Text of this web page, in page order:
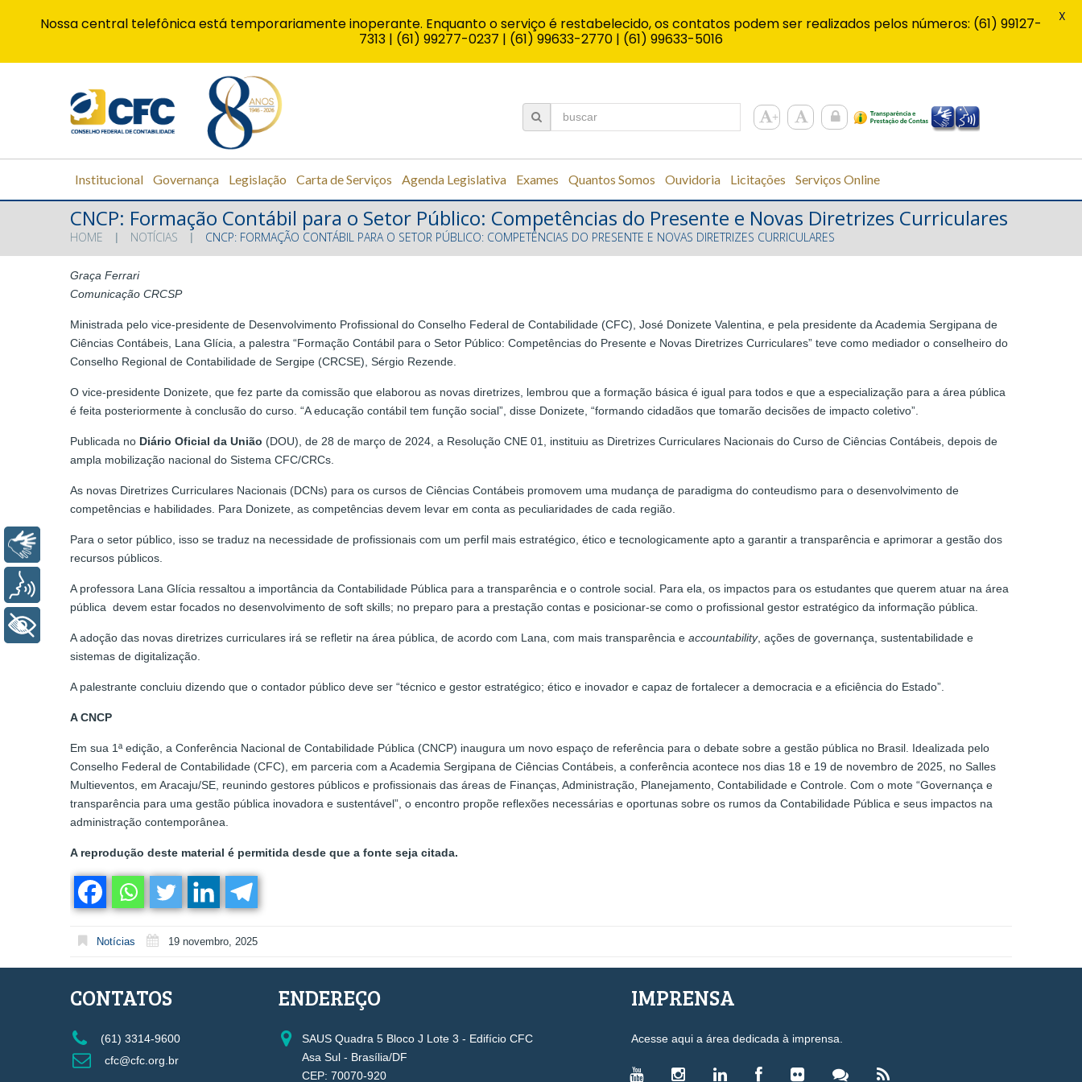
Institucional Governança Legislação Carta de Serviços Agenda Legislativa Exames Quantos Somos Ouvidoria Licitações Serviços Online
CNCP: Formação Contábil para o Setor Público: Competências do Presente e Novas Diretrizes Curriculares
HOME NOTÍCIAS CNCP: FORMAÇÃO CONTÁBIL PARA O SETOR PÚBLICO: COMPETÊNCIAS DO PRESENTE E NOVAS DIRETRIZES CURRICULARES
Graça Ferrari
Comunicação CRCSP
Ministrada pelo vice-presidente de Desenvolvimento Profissional do Conselho Federal de Contabilidade (CFC), José Donizete Valentina, e pela presidente da Academia Sergipana de
Ciências Contábeis, Lana Glícia, a palestra “Formação Contábil para o Setor Público: Competências do Presente e Novas Diretrizes Curriculares” teve como mediador o conselheiro do
Conselho Regional de Contabilidade de Sergipe (CRCSE), Sérgio Rezende.
O vice-presidente Donizete, que fez parte da comissão que elaborou as novas diretrizes, lembrou que a formação básica é igual para todos e que a especialização para a área pública
é feita posteriormente à conclusão do curso. “A educação contábil tem função social”, disse Donizete, “formando cidadãos que tomarão decisões de impacto coletivo”.
Publicada no Diário Oficial da União (DOU), de 28 de março de 2024, a Resolução CNE 01, instituiu as Diretrizes Curriculares Nacionais do Curso de Ciências Contábeis, depois de
ampla mobilização nacional do Sistema CFC/CRCs.
As novas Diretrizes Curriculares Nacionais (DCNs) para os cursos de Ciências Contábeis promovem uma mudança de paradigma do conteudismo para o desenvolvimento de
competências e habilidades. Para Donizete, as competências devem levar em conta as peculiaridades de cada região.
Para o setor público, isso se traduz na necessidade de profissionais com um perfil mais estratégico, ético e tecnologicamente apto a garantir a transparência e aprimorar a gestão dos
recursos públicos.
A professora Lana Glícia ressaltou a importância da Contabilidade Pública para a transparência e o controle social. Para ela, os impactos para os estudantes que querem atuar na área
pública devem estar focados no desenvolvimento de soft skills; no preparo para a prestação contas e posicionar-se como o profissional gestor estratégico da informação pública.
A adoção das novas diretrizes curriculares irá se refletir na área pública, de acordo com Lana, com mais transparência e accountability, ações de governança, sustentabilidade e
sistemas de digitalização.
A palestrante concluiu dizendo que o contador público deve ser “técnico e gestor estratégico; ético e inovador e capaz de fortalecer a democracia e a eficiência do Estado”.
A CNCP
Em sua 1ª edição, a Conferência Nacional de Contabilidade Pública (CNCP) inaugura um novo espaço de referência para o debate sobre a gestão pública no Brasil. Idealizada pelo
Conselho Federal de Contabilidade (CFC), em parceria com a Academia Sergipana de Ciências Contábeis, a conferência acontece nos dias 18 e 19 de novembro de 2025, no Salles
Multieventos, em Aracaju/SE, reunindo gestores públicos e profissionais das áreas de Finanças, Administração, Planejamento, Contabilidade e Controle. Com o mote “Governança e
transparência para uma gestão pública inovadora e sustentável”, o encontro propõe reflexões necessárias e oportunas sobre os rumos da Contabilidade Pública e seus impactos na
administração contemporânea.
A reprodução deste material é permitida desde que a fonte seja citada.
Notícias 19 novembro, 2025
CONTATOS
(61) 3314-9600
cfc@cfc.org.br
ENDEREÇO
SAUS Quadra 5 Bloco J Lote 3 - Edifício CFC
Asa Sul - Brasília/DF
CEP: 70070-920
IMPRENSA
Acesse aqui a área dedicada à imprensa.
Nossa central telefônica está temporariamente inoperante. Enquanto o serviço é restabelecido, os contatos podem ser realizados pelos números: (61) 99127-
7313 | (61) 99277-0237 | (61) 99633-2770 | (61) 99633-5016
X
Libras
Voz